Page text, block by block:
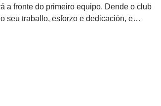
a fronte do primeiro equipo. Dende o club
seu traballo, esforzo e dedicación, e…